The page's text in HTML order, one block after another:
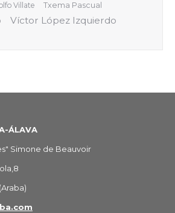
Villate Txema Pascual
Víctor López Izquierdo
ÁLAVA
Simone de Beauvoir